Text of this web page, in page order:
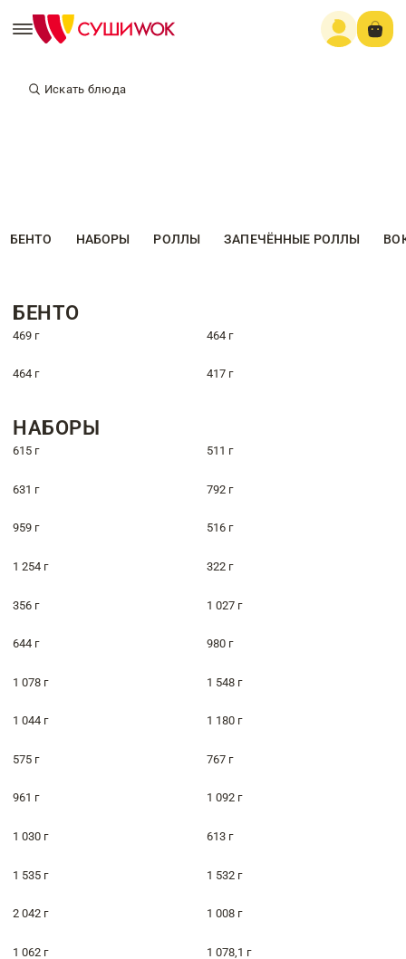
Искать блюда
БЕНТО НАБОРЫ РОЛЛЫ ЗАПЕЧЁННЫЕ РОЛЛЫ
БЕНТО
469 г 464 г
464 г 417 г
НАБОРЫ
615 г 511 г
631 г 792 г
959 г 516 г
1 254 г 322 г
356 г 1 027 г
644 г 980 г
1 078 г 1 548 г
1 044 г 1 180 г
575 г 767 г
961 г 1 092 г
1 030 г 613 г
1 535 г 1 532 г
2 042 г 1 008 г
1 062 г 1 078,1 г